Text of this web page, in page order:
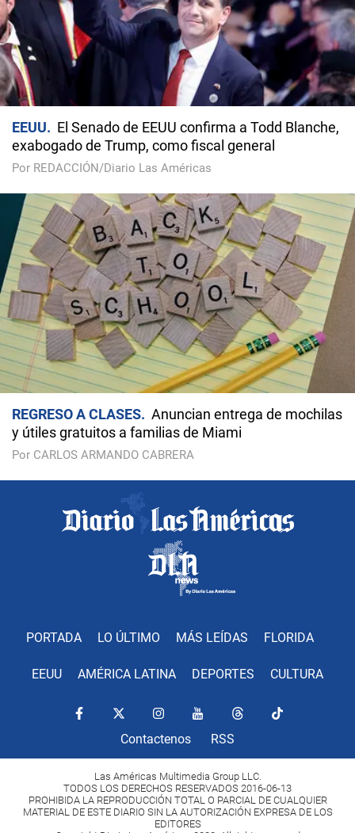
EEUU
El Senado de EEUU confirma a Todd Blanche,
exabogado de Trump, como fiscal general
Por REDACCIÓN/Diario Las Américas
REGRESO A CLASES
Anuncian entrega de mochilas
y útiles gratuitos a familias de Miami
Por CARLOS ARMANDO CABRERA
PORTADA LO ÚLTIMO MÁS LEÍDAS FLORIDA
EEUU AMÉRICA LATINA DEPORTES CULTURA
Contactenos RSS
Las Américas Multimedia Group LLC.
TODOS LOS DERECHOS RESERVADOS 2016-06-13
PROHIBIDA LA REPRODUCCIÓN TOTAL O PARCIAL DE CUALQUIER
MATERIAL DE ESTE DIARIO SIN LA AUTORIZACIÓN EXPRESA DE LOS
EDITORES